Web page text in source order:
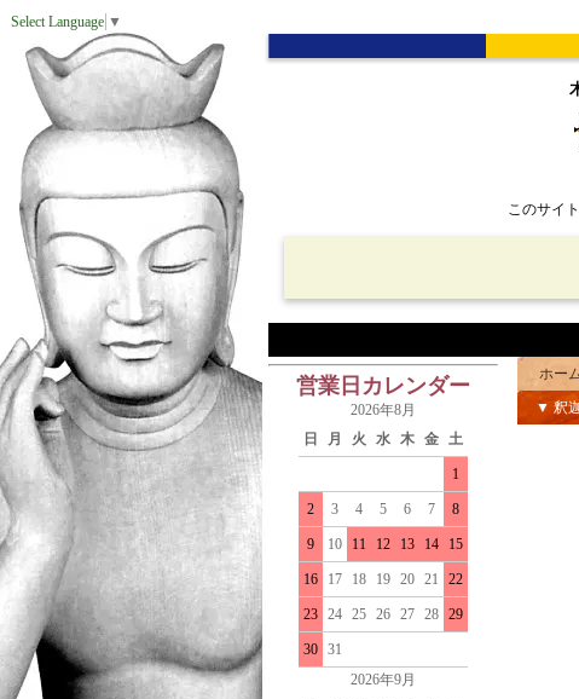
Select Language ▼
このサイ
営業日カレンダー
2026年8月
日
月 火 水 木 金 土
1
2 3 4 5 6 7 8
9 10 11 12 13 14 15
16 17 18 19 20 21 22
23 24 25 26 27 28 29
30 31
2026年9月
ホー
▼ 釈